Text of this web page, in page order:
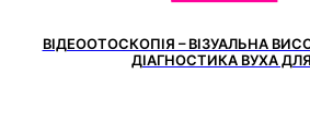
ВІДЕООТОСКОПІЯ – ВІЗУАЛЬНА
ДІАГНОСТИКА ВУХА